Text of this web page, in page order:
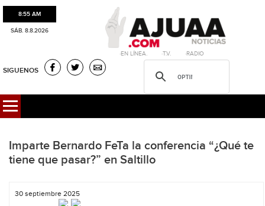
8:55 AM
SÁB. 8.8.2026
·EN LÍNEA. ·T.V. ·RADIO
SIGUENOS
Imparte Bernardo FeTa la conferencia “¿Qué te
tiene que pasar?” en Saltillo
30 septiembre 2025